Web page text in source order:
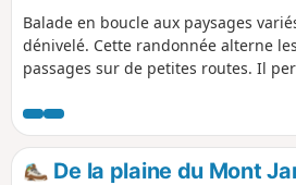
Balade en boucle aux paysages
dénivelé. Cette randonnée alterne
passages sur de petites routes. Il
de Saint-Faziol.
De la plaine du Mont